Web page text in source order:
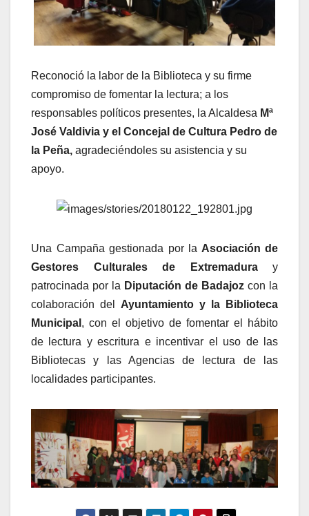
Reconoció la labor de la Biblioteca y su firme
compromiso de fomentar la lectura; a los
responsables políticos presentes, la Alcaldesa Mª
José Valdivia y el Concejal de Cultura Pedro de
la Peña, agradeciéndoles su asistencia y su
apoyo.
Una Campaña gestionada por la Asociación de
Gestores Culturales de Extremadura y
patrocinada por la Diputación de Badajoz con la
colaboración del Ayuntamiento y la Biblioteca
Municipal , con el objetivo de fomentar el hábito
de lectura y escritura e incentivar el uso de las
Bibliotecas y las Agencias de lectura de las
localidades participantes.